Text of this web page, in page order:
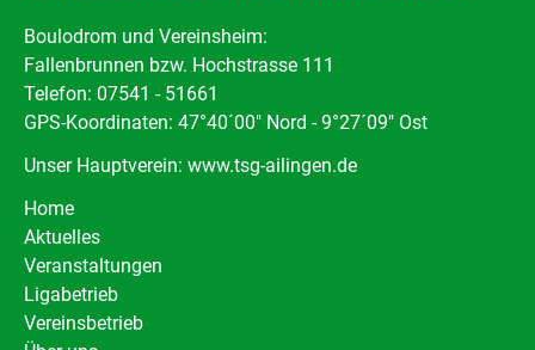
Boulodrom und Vereinsheim:
Fallenbrunnen bzw. Hochstrasse 111
Telefon: 07541 - 51661
GPS-Koordinaten: 47°40´00" Nord - 9°27´09" Ost
Unser Hauptverein: www.tsg-ailingen.de
Navigation
überspringen
Home
Aktuelles
Veranstaltungen
Ligabetrieb
Vereinsbetrieb